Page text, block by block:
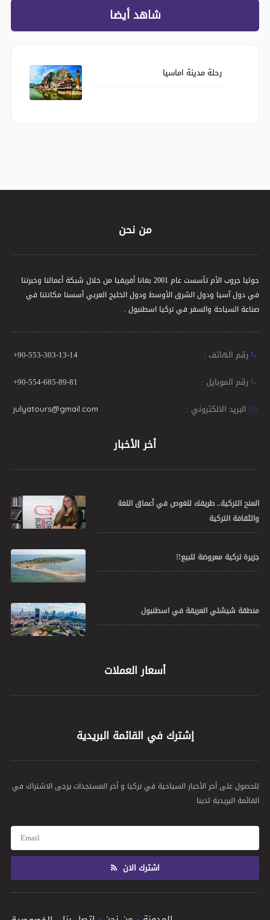
شاهد أيضا
رحلة مدينة اماسيا
من نحن
جوليا جروب الأم تأسست عام 2001 بغانا أفريقيا من خلال شبكة أعمالنا وخبرتنا
في دول آسيا ودول الشرق الأوسط ودول الخليج العربي أسسنا مكانتنا في
صناعة السياحة والسفر في تركيا اسطنبول .
رقم الهاتف :
+90-553-303-13-14
رقم الموبايل :
+90-554-685-89-81
البريد الالكتروني :
julyatours@gmail.com
أخر الأخبار
المنح التركية.. طريقك للغوص في أعماق اللغة
والثقافة التركية
جزيرة تركية معروضة للبيع!!
منطقة شيشلي العريقة في اسطنبول
أسعار العملات
إشترك في القائمة البريدية
للحصول على أخر الأخبار السياحية في تركيا و أخر المستجدات يرجى الاشتراك في
القائمة البريدية لدينا
اشترك الان